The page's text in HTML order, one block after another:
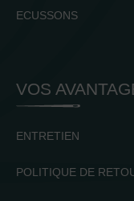
ECUSSONS
VOS
ENTRETIEN
POLITIQUE DE